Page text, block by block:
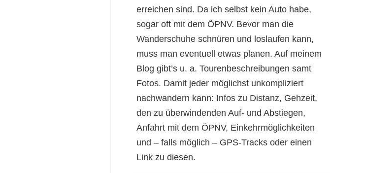
erreichen sind. Da ich selbst kein Auto habe,
sogar oft mit dem ÖPNV. Bevor man die
Wanderschuhe schnüren und loslaufen kann,
muss man eventuell etwas planen. Auf meinem
Blog gibt’s u. a. Tourenbeschreibungen samt
Fotos. Damit jeder möglichst unkompliziert
nachwandern kann: Infos zu Distanz, Gehzeit,
den zu überwindenden Auf- und Abstiegen,
Anfahrt mit dem ÖPNV, Einkehrmöglichkeiten
und – falls möglich – GPS-Tracks oder einen
Link zu diesen.